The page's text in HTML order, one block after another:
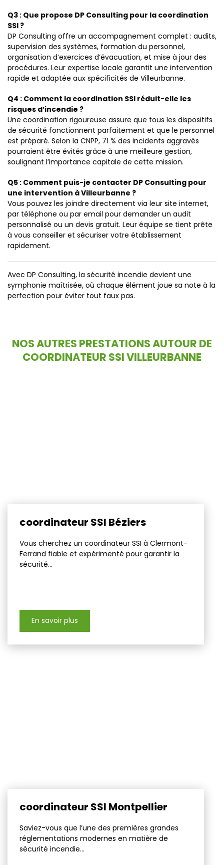
Q3 : Que propose DP Consulting pour la coordination
SSI ?
DP Consulting offre un accompagnement complet : audits,
supervision des systèmes, formation du personnel,
organisation d’exercices d’évacuation, et mise à jour des
procédures. Leur expertise locale garantit une intervention
rapide et adaptée aux spécificités de Villeurbanne.
Q4 : Comment la coordination SSI réduit-elle les
risques d’incendie ?
Une coordination rigoureuse assure que tous les dispositifs
de sécurité fonctionnent parfaitement et que le personnel
est préparé. Selon la CNPP, 71 % des incidents aggravés
pourraient être évités grâce à une meilleure gestion,
soulignant l’importance capitale de cette mission.
Q5 : Comment puis-je contacter DP Consulting pour
une intervention à Villeurbanne ?
Vous pouvez les joindre directement via leur site internet,
par téléphone ou par email pour demander un audit
personnalisé ou un devis gratuit. Leur équipe se tient prête
à vous conseiller et sécuriser votre établissement
rapidement.
Avec DP Consulting, la sécurité incendie devient une
symphonie maîtrisée, où chaque élément joue sa note à la
perfection pour éviter tout faux pas.
NOS AUTRES PRESTATIONS AUTOUR DE
COORDINATEUR SSI VILLEURBANNE
coordinateur SSI Béziers
Vous cherchez un coordinateur SSI à Clermont-
Ferrand fiable et expérimenté pour garantir la
sécurité...
En savoir plus
coordinateur SSI Montpellier
Saviez-vous que l’une des premières grandes
réglementations modernes en matière de
sécurité incendie...